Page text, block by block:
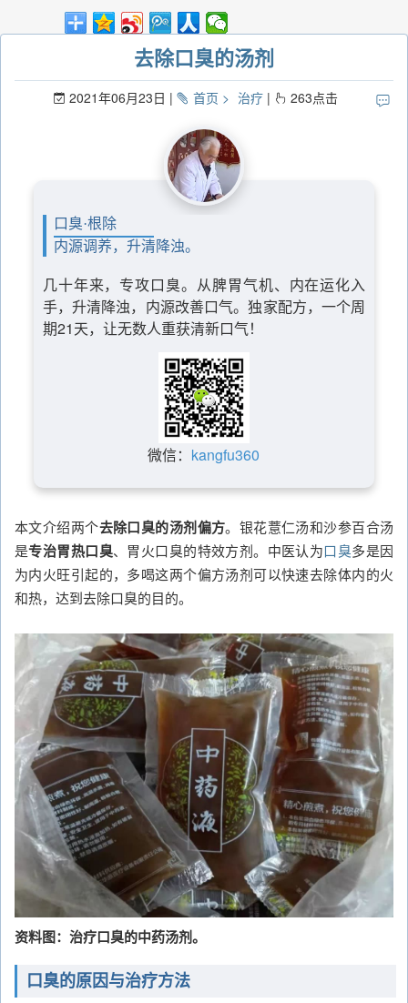
去除口臭的汤剂
2021年06月23日 首页 治疗 263点击
口臭·根除
内源调养，升清降浊。
几十年来，专攻口臭。从脾胃气机、内在运化入
手，升清降浊，内源改善口气。独家配方，一个周
期21天，让无数人重获清新口气！
微信： kangfu360
本文介绍两个去除口臭的汤剂偏方。银花薏仁汤和沙参百合汤
是专治胃热口臭、胃火口臭的特效方剂。中医认为口臭多是因
为内火旺引起的，多喝这两个偏方汤剂可以快速去除体内的火
和热，达到去除口臭的目的。
资料图：治疗口臭的中药汤剂。
口臭的原因与治疗方法